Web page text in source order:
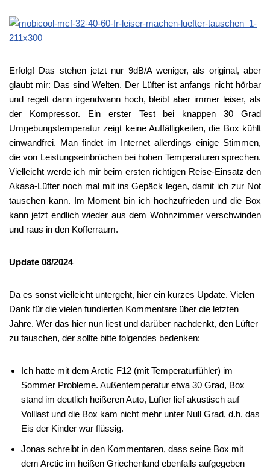
Erfolg! Das stehen jetzt nur 9dB/A weniger, als original, aber
glaubt mir: Das sind Welten. Der Lüfter ist anfangs nicht hörbar
und regelt dann irgendwann hoch, bleibt aber immer leiser, als
der Kompressor. Ein erster Test bei knappen 30 Grad
Umgebungstemperatur zeigt keine Auffälligkeiten, die Box kühlt
einwandfrei. Man findet im Internet allerdings einige Stimmen,
die von Leistungseinbrüchen bei hohen Temperaturen sprechen.
Vielleicht werde ich mir beim ersten richtigen Reise-Einsatz den
Akasa-Lüfter noch mal mit ins Gepäck legen, damit ich zur Not
tauschen kann. Im Moment bin ich hochzufrieden und die Box
kann jetzt endlich wieder aus dem Wohnzimmer verschwinden
und raus in den Kofferraum.
Update 08/2024
Da es sonst vielleicht untergeht, hier ein kurzes Update. Vielen
Dank für die vielen fundierten Kommentare über die letzten
Jahre. Wer das hier nun liest und darüber nachdenkt, den Lüfter
zu tauschen, der sollte bitte folgendes bedenken:
Ich hatte mit dem Arctic F12 (mit Temperaturfühler) im
Sommer Probleme. Außentemperatur etwa 30 Grad, Box
stand im deutlich heißeren Auto, Lüfter lief akustisch auf
Volllast und die Box kam nicht mehr unter Null Grad, d.h. das
Eis der Kinder war flüssig.
Jonas schreibt in den Kommentaren, dass seine Box mit
dem Arctic im heißen Griechenland ebenfalls aufgegeben